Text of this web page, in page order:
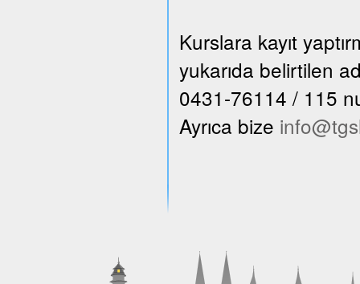
Kurslara kayıt
yukarıda belirtilen
0431-76114 / 115
Ayrıca bize